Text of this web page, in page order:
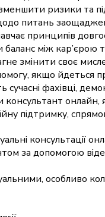
ризики та
питань
принципів
баланс між
змінити своє
якщо йдеться
фахівці,
консультант
підтримку,
консультації
за допомогою
особливо